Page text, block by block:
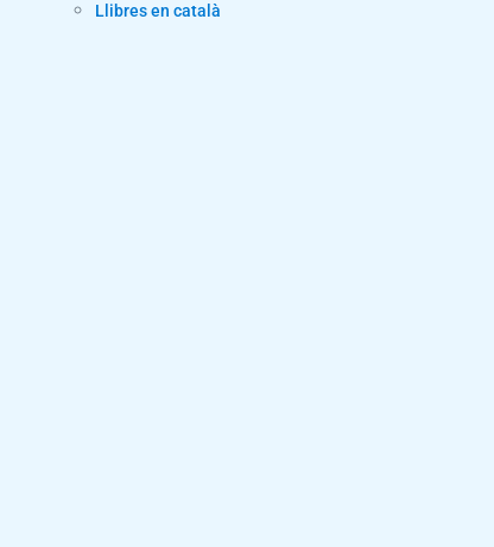
Llibres en català